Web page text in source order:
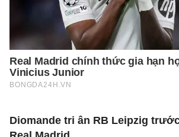
Diomande tri ân RB Leipzig